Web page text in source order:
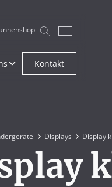
Kontakt
Displays Display